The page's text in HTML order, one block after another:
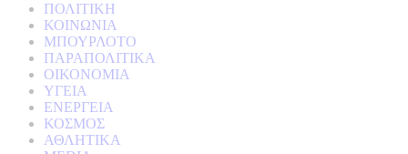
ΠΟΛΙΤΙΚΗ
ΚΟΙΝΩΝΙΑ
ΜΠΟΥΡΛΟΤΟ
ΠΑΡΑΠΟΛΙΤΙΚΑ
ΟΙΚΟΝΟΜΙΑ
ΥΓΕΙΑ
ΕΝΕΡΓΕΙΑ
ΚΟΣΜΟΣ
ΑΘΛΗΤΙΚΑ